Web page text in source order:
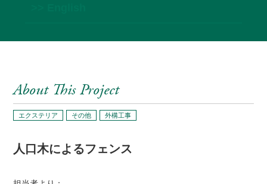
About This Project
エクステリア その他 外構工事
人口木によるフェンス